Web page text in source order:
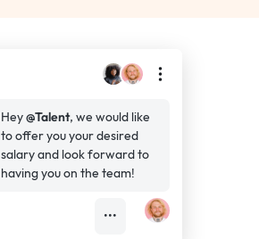
Hey@Talent, we would like
to offer you your desired
salary and look forward to
having you on the team!
•••